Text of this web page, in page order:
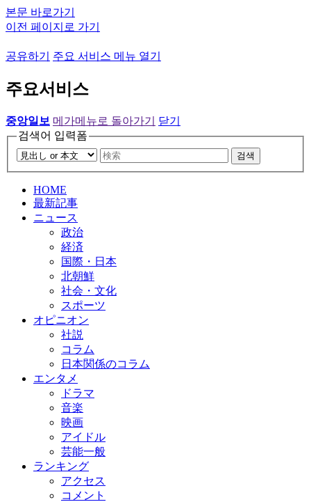
본문 바로가기
이전 페이지로 가기
공유하기 주요 서비스 메뉴 열기
주요서비스
중앙일보 메가메뉴로 돌아가기
닫기
검색어 입력폼
검색
HOME
最新記事
ニュース
政治
経済
国際・日本
北朝鮮
社会・文化
スポーツ
オピニオン
社説
コラム
日本関係のコラム
エンタメ
ドラマ
音楽
映画
アイドル
芸能一般
ランキング
アクセス
コメント